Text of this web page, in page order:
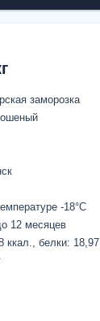
заморозка
-18°С
12 месяцев
ккал., белки: 18,97